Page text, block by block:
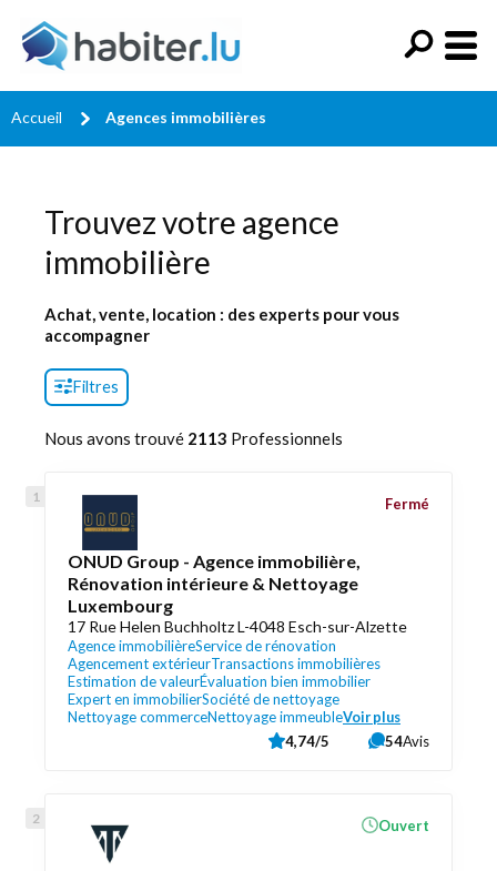
Accueil Agences immobilières
Trouvez votre agence
immobilière
Achat, vente, location : des experts pour vous
accompagner
Filtres
Nous avons trouvé 2113 Professionnels
ONUD Group - Agence immobilière,
Rénovation intérieure & Nettoyage
Luxembourg
17 Rue Helen Buchholtz L-4048 Esch-sur-Alzette
Agence immobilièreService de rénovation
Agencement extérieurTransactions immobilières
Estimation de valeurÉvaluation bien immobilier
Expert en immobilierSociété de nettoyage
Nettoyage commerceNettoyage immeubleVoir plus
Fermé
4,74/5 54Avis
Ouvert